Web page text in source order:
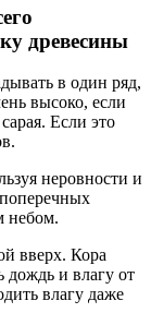
древесины
в один ряд,
высоко, если
Если это
неровности и
небом.
вверх. Кора
дождь и влагу от
влагу даже